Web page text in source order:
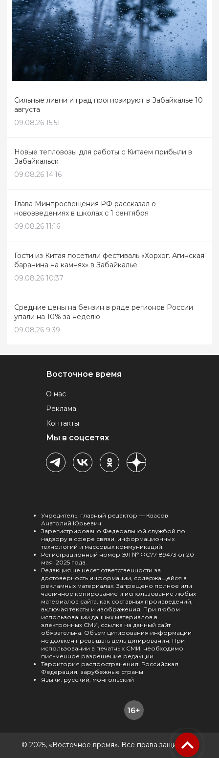
Сильные ливни и град прогнозируют в Забайкалье 10
августа
09.08.26 15:51
Новые тепловозы для работы с Китаем прибыли в
Забайкальск
09.08.26 14:16
Глава Минпросвещения РФ рассказал о
нововведениях в школах с 1 сентября
09.08.26 11:16
Гости из Китая посетили фестиваль «Хорхог. Агинская
баранина на камнях» в Забайкалье
09.08.26 10:37
Средние цены на бензин в ряде регионов России
упали на 10% за неделю
09.08.26 9:39
Восточное время
О нас
Реклама
Контакты
Мы в соцсетях
Учредитель, главный редактор — Квасов
Анатолий Юрьевич
Зарегистрировано Федеральной службой по
надзору в сфере связи, информационных
технологий и массовых коммуникаций.
Регистрационный номер ЭЛ № ФС77-89473 от 20
мая 2025 года.
Редакция не несет ответственности за
достоверность информации, содержащейся в
рекламных материалах. Запрещено полное или
частичное копирование и использование любых
материалов сайта, как составных произведений,
включая тексты и изображения. При любом
использовании данных материалов в
электронных СМИ, ссылка на данный сайт
обязательна. Объем цитирования информации
не должен превышать цель цитирования. При
использовании в печатных СМИ, необходимо
письменное разрешение редакции.
Территория распространения: Российская
Федерация, зарубежные страны
Языки: русский, монгольский
© 2025, «Восточное время». Все права защищены.